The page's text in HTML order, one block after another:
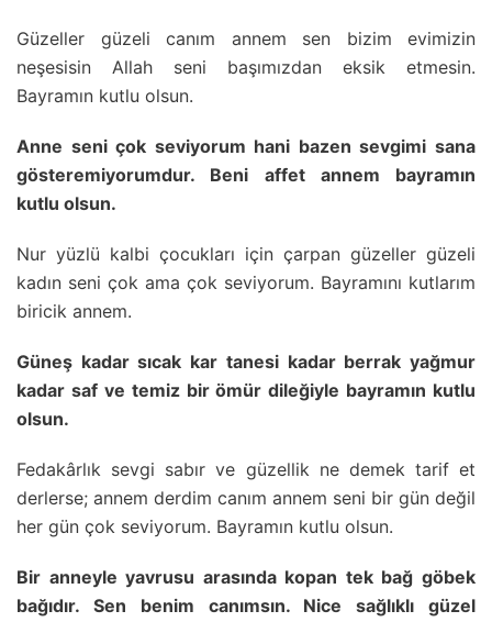
Güzeller güzeli canım annem sen bizim evimizin
neşesisin Allah seni başımızdan eksik etmesin.
Bayramın kutlu olsun.
Anne seni çok seviyorum hani bazen sevgimi sana
gösteremiyorumdur. Beni affet annem bayramın
kutlu olsun.
Nur yüzlü kalbi çocukları için çarpan güzeller güzeli
kadın seni çok ama çok seviyorum. Bayramını kutlarım
biricik annem.
Güneş kadar sıcak kar tanesi kadar berrak yağmur
kadar saf ve temiz bir ömür dileğiyle bayramın kutlu
olsun.
Fedakârlık sevgi sabır ve güzellik ne demek tarif et
derlerse; annem derdim canım annem seni bir gün değil
her gün çok seviyorum. Bayramın kutlu olsun.
Bir anneyle yavrusu arasında kopan tek bağ göbek
bağıdır. Sen benim canımsın. Nice sağlıklı güzel